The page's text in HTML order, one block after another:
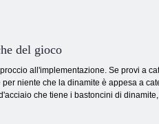
del gioco
all'implementazione. Se provi a
niente che la dinamite è appesa a
che tiene i bastoncini di